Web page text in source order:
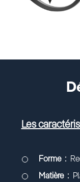
Les
Forme
Matière